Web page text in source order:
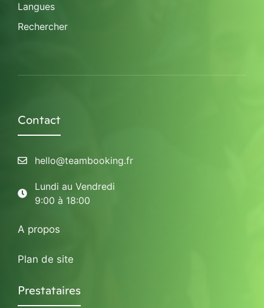
Langues
Rechercher
Contact
hello@teambooking.fr
Lundi au Vendredi
9:00 à 18:00
A propos
Plan de site
Prestataires